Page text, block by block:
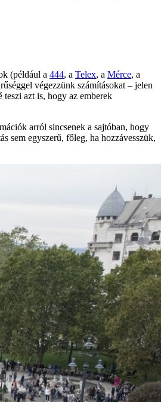
(például a 444, a Telex, a Mérce, a
végezzünk számításokat – jelen
azt is, hogy az emberek
arról sincsenek a sajtóban, hogy
sem egyszerű, főleg, ha hozzávesszük,